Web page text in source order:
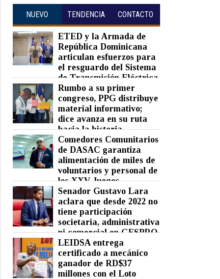
NUEVO TENDENCIA CONTACTO
ETED y la Armada de
República Dominicana
articulan esfuerzos para
el resguardo del Sistema
de Transmisión Eléctrica
Nacional y fortalecimiento de
capacidades.
Posted on 07 Aug 2026 - 0 Comments
Rumbo a su primer
congreso, PPG distribuye
material informativo;
dice avanza en su ruta
hacia la historia
Posted on 07 Aug 2026 - 0 Comments
Comedores Comunitarios
de DASAC garantiza
alimentación de miles de
voluntarios y personal de
los XXV Juegos
Centroamericanos y del Caribe
Santo Domingo 2026
Posted on 07 Aug 2026 - 0 Comments
Senador Gustavo Lara
aclara que desde 2022 no
tiene participación
societaria, administrativa
ni comercial en GESPRO
Posted on 07 Aug 2026 - 0 Comments
LEIDSA entrega
certificado a mecánico
ganador de RD$37
millones con el Loto